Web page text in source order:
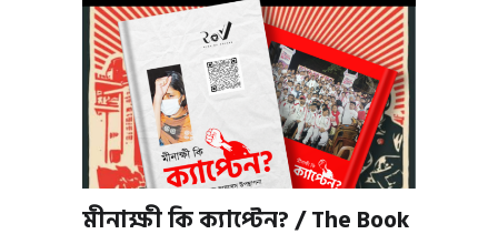
মীনাক্ষী কি ক্যাপ্টেন? / The Book